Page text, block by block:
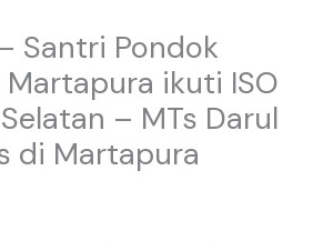
Santri Pondok
Martapura ikuti ISO
– MTs Darul
di Martapura